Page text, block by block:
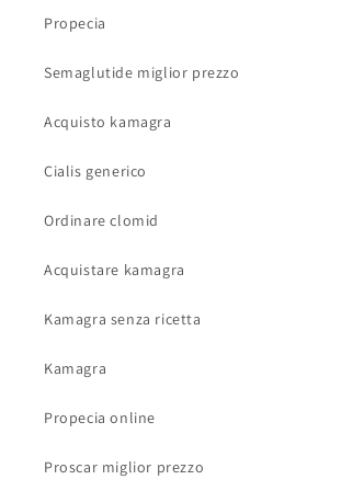
Propecia
Semaglutide miglior prezzo
Acquisto kamagra
Cialis generico
Ordinare clomid
Acquistare kamagra
Kamagra senza ricetta
Kamagra
Propecia online
Proscar miglior prezzo